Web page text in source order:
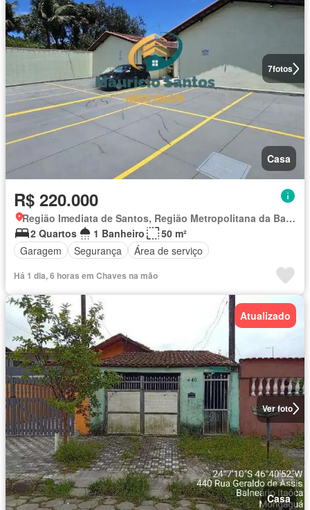
7fotos
Casa
R$ 220.000
Região Imediata de Santos, Região Metropolitana da Baixada Santista
2 Quartos
1 Banheiro
50 m²
Garagem
Segurança Área de serviço
Há 1 dia, 6 horas em Chaves na mão
Ver foto
Atualizado
Casa